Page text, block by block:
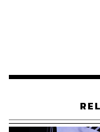
ดร.สุรชาติ มองว่าสา